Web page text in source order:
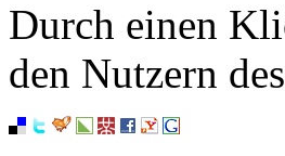
Durch einen
den Nutzern